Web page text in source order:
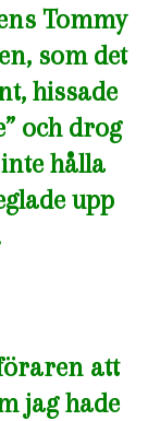
Tommy
som det
hissade
och drog
hålla
upp
att
jag hade